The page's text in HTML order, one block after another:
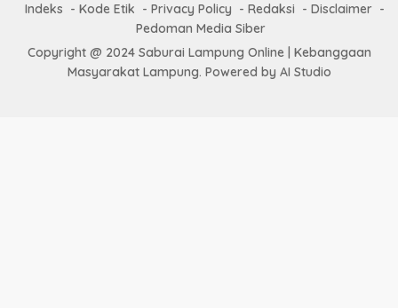
Indeks Kode Etik Privacy Policy Redaksi
Disclaimer
Pedoman Media Siber
Copyright @ 2024 Saburai Lampung Online | Kebanggaan
Masyarakat Lampung. Powered by AI Studio